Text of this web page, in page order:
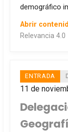
demográfico
Abrir
Relevancia 4.0
ENTRADA
11 de